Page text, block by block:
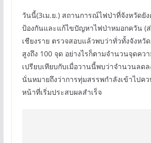
วันนี้(3เม.ย.) สถานการณ์ไฟป่าที่จังหวัดยั
ป้องกันและแก้ไขปัญหาไฟป่าหมอกควัน (
เชียงราย ตรวจสอบแล้วพบว่าทั่วทั้งจังหวั
สูงถึง 100 จุด อย่างไรก็ตามจำนวนจุดคว
เปรียบเทียบกับเมื่อวานนี้พบว่าจำนวนลด
นั่นหมายถึงว่าการทุ่มสรรพกำลังเข้าไปค
หน้าที่เริ่มประสบผลสำเร็จ